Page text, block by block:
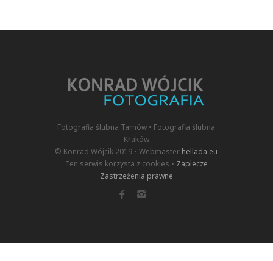
Fotografia ślubna Tarnów • Fotografia ślubna
Kraków
© Konrad Wójcik 2019 • Webmaster hellada.eu
Ten serwis korzysta z cookies • Zaplecze
Zastrzeżenia prawne